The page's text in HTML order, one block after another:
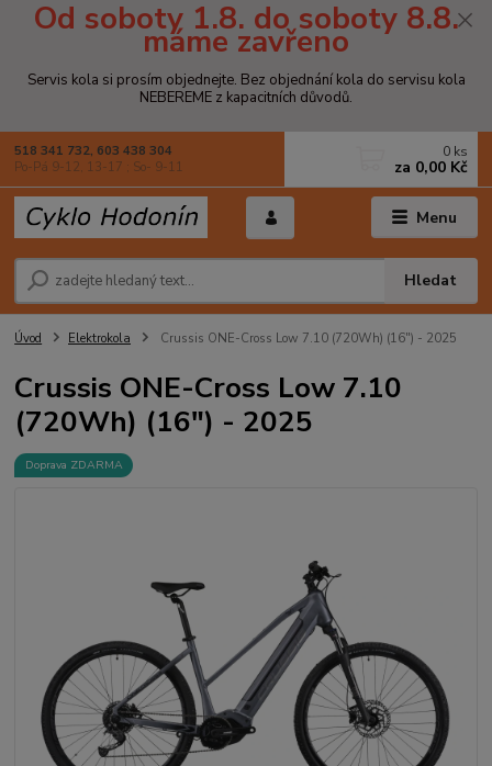
Od soboty 1.8. do soboty 8.8.
máme zavřeno
Servis kola si prosím objednejte. Bez objednání kola do servisu kola
NEBEREME z kapacitních důvodů.
Menu
Hledat
518 341 732, 603 438 304
Po-Pá 9-12, 13-17 ; So- 9-11
0 ks
za 0,00 Kč
Úvod Elektrokola Crussis ONE-Cross Low 7.10 (720Wh) (16") - 2025
Crussis ONE-Cross Low 7.10
(720Wh) (16") - 2025
Doprava ZDARMA